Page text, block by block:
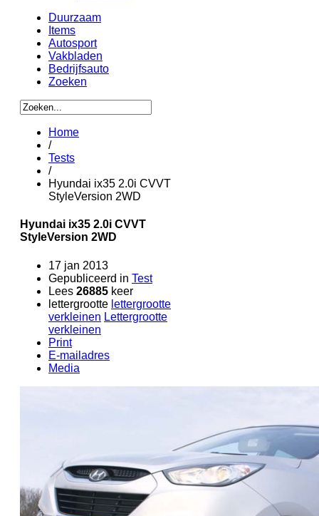
Duurzaam
Items
Autosport
Vakbladen
Bedrijfsauto
Zoeken
Home
/
Tests
/
Hyundai ix35 2.0i CVVT
StyleVersion 2WD
Hyundai ix35 2.0i CVVT
StyleVersion 2WD
17 jan 2013
Gepubliceerd in Test
Lees 26885 keer
lettergrootte lettergrootte
verkleinen Lettergrootte
verkleinen
Print
E-mailadres
Media